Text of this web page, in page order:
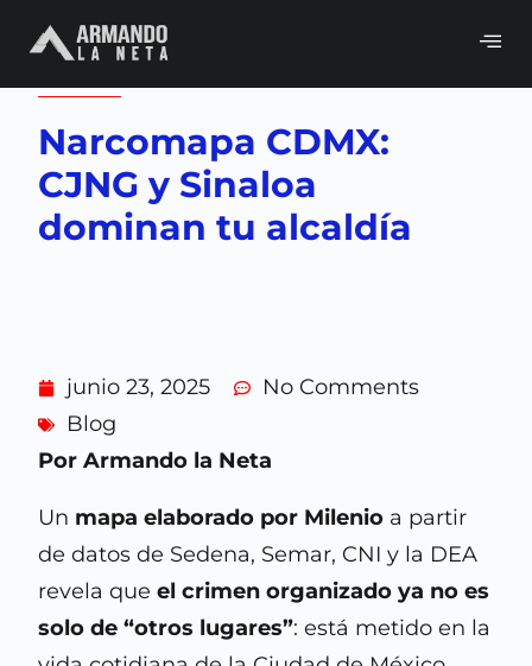
Volver a Blog
Narcomapa CDMX:
CJNG y Sinaloa
dominan tu alcaldía
junio 23, 2025
No Comments
Blog
Por Armando la Neta
Un mapa elaborado por Milenio a partir
de datos de Sedena, Semar, CNI y la DEA
revela queel crimen organizado ya no es
solo de “otros lugares”: está metido en la